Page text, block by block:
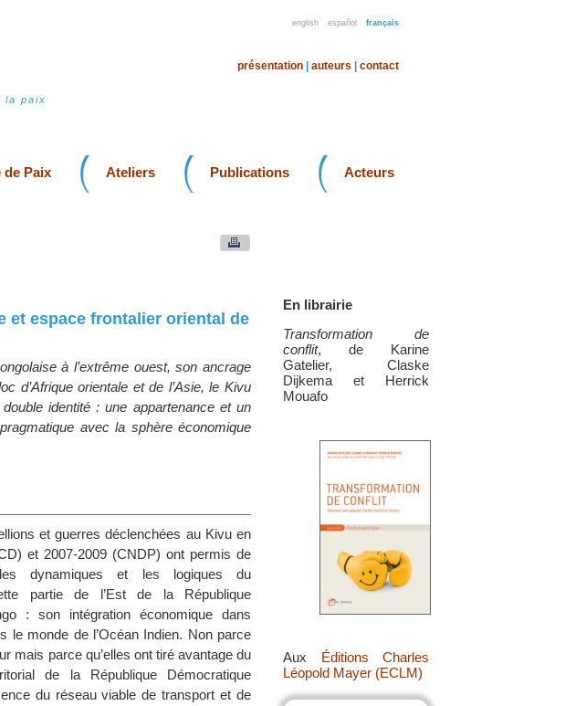
english español français
la paix
présentation auteurs contact
de Paix Ateliers Publications Acteurs
En librairie
Transformation de
conflit, de Karine
Gatelier, Claske
Dijkema et Herrick
Mouafo
Aux Éditions Charles
Léopold Mayer (ECLM)
et espace frontalier oriental de
à l’extrême ouest, son ancrage
d’Afrique orientale et de l’Asie, le Kivu
identité : une appartenance et un
avec la sphère économique
et guerres déclenchées au Kivu en
et 2007-2009 (CNDP) ont permis de
dynamiques et les logiques du
partie de l’Est de la République
: son intégration économique dans
le monde de l’Océan Indien. Non parce
mais parce qu’elles ont tiré avantage du
de la République Démocratique
du réseau viable de transport et de